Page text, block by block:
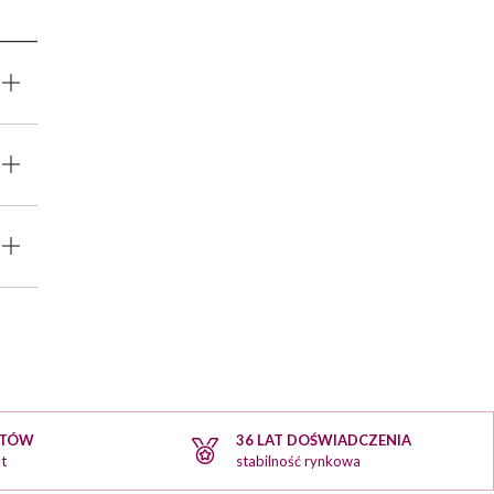
36 LAT DOŚWIADCZENIA
stabilność rynkowa